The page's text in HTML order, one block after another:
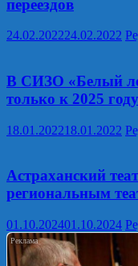
переездов
24.02.202224.02.2022
В СИЗО «Белый
только к 2025 году
18.01.202218.01.2022
Астраханский
региональным
01.10.202401.10.2024